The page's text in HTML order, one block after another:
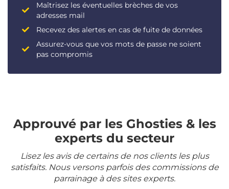
Maîtrisez les éventuelles brèches de vos
adresses mail
Recevez des alertes en cas de fuite de données
Assurez-vous que vos mots de passe ne soient
pas compromis
Approuvé par les Ghosties & les
experts du secteur
Lisez les avis de certains de nos clients les plus
satisfaits. Nous versons parfois des commissions de
parrainage à des sites experts.